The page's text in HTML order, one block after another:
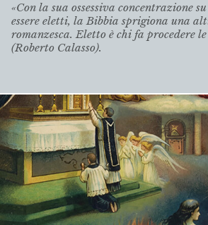
«Con la sua ossessiva concentrazione
essere eletti, la Bibbia sprigiona una
romanzesca. Eletto è chi fa procedere
(Roberto Calasso).